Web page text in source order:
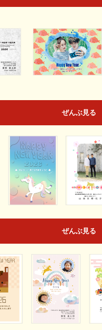
ぜんぶ見る
ぜんぶ見る